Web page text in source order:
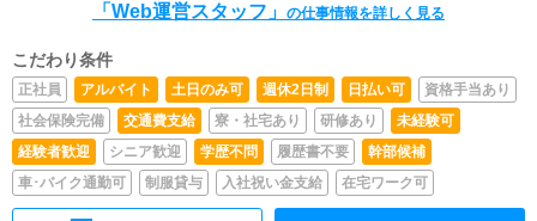
「Web運営スタッフ」 の仕事情報を詳しく見る
こだわり条件
正社員 アルバイト 土日のみ可 週休2日制 日払い可
資格手当あり
社会保険完備
交通費支給 寮・社宅あり 研修あり
未経験可
経験者歓迎
シニア歓迎 学歴不問 履歴書不要
幹部候補
車･バイク通勤可
制服貸与 入社祝い金支給 在宅ワーク可